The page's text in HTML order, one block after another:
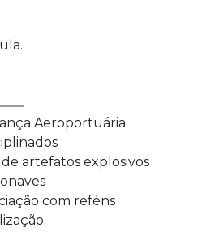
Aeroportuária
artefatos explosivos
com reféns